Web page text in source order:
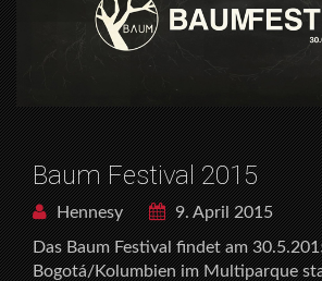
Baum Festival 2015
Hennesy
9. April 2015
Das Baum Festival findet am
Bogotá/Kolumbien im Multiparque